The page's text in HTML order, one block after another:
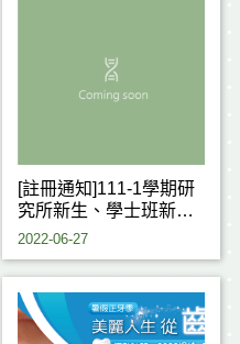
[註冊通知]111-1學期研
究所新生、學士班新生
(含今年度轉學生及大一
2022-06-27